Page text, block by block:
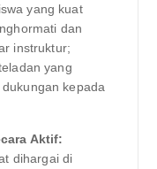
yang kuat
dan
instruktur;
yang
kepada
Aktif:
dihargai di